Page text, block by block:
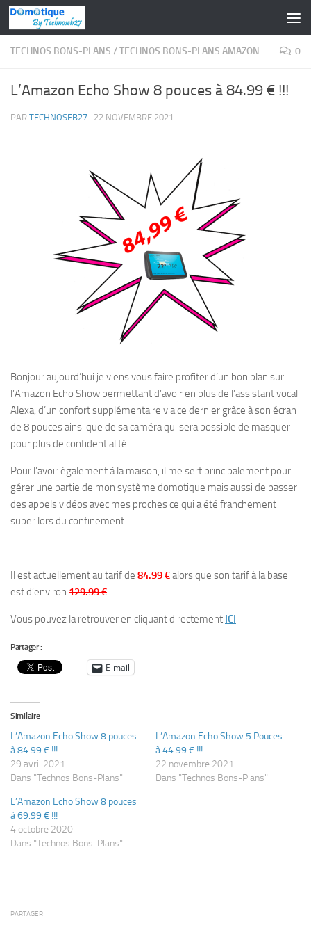
Skip to content
TECHNOS BONS-PLANS /TECHNOS BONS-PLANS AMAZON 0
L’Amazon Echo Show 8 pouces à 84.99 € !!!
PAR TECHNOSEB27 · 22 NOVEMBRE 2021
Bonjour aujourd’hui je viens vous faire profiter d’un bon plan sur
l’Amazon Echo Show permettant d’avoir en plus de l’assistant vocal
Alexa, d’un confort supplémentaire via ce dernier grâce à son écran
de 8 pouces ainsi que de sa caméra qui sera possible de masquer
pour plus de confidentialité.
Pour l’avoir également à la maison, il me sert principalement pour
gérer une partie de mon système domotique mais aussi de passer
des appels vidéos avec mes proches ce qui a été franchement
super lors du confinement.
Il est actuellement au tarif de 84.99 €alors que son tarif à la base
est d’environ 129.99 €
Vous pouvez la retrouver en cliquant directement ICI
Partager :
E-mail
Similaire
L’Amazon Echo Show 8 pouces
à 84.99 € !!!
29 avril 2021
Dans "Technos Bons-Plans"
L’Amazon Echo Show 5 Pouces
à 44.99 € !!!
22 novembre 2021
Dans "Technos Bons-Plans"
L’Amazon Echo Show 8 pouces
à 69.99 € !!!
4 octobre 2020
Dans "Technos Bons-Plans"
PARTAGER